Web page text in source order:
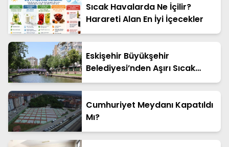
Sıcak Havalarda Ne İçilir?
Harareti Alan En İyi İçecekler
Eskişehir Büyükşehir
Belediyesi’nden Aşırı Sıcak
Uyarısı
Cumhuriyet Meydanı Kapatıldı
Mı?